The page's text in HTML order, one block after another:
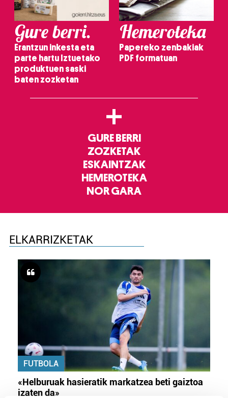
Gure berri.
Erantzun inkesta eta
parte hartu Iztuetako
produktuen saski
baten zozketan
Hemeroteka
Papereko zenbakiak
PDF formatuan
+
GURE BERRI
ZOZKETAK
ESKAINTZAK
HEMEROTEKA
NOR GARA
ELKARRIZKETAK
FUTBOLA
«Helburuak hasieratik markatzea beti gaiztoa
izaten da»